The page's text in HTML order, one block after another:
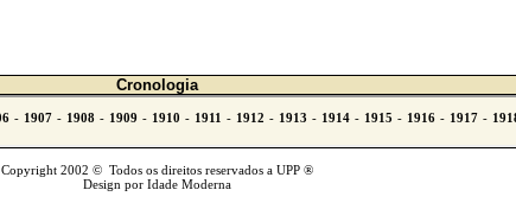
Cronologia
Copyright 2002 © Todos os direitos reservados a UPP ®
Design por Idade Moderna